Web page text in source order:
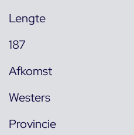
Lengte
187
Afkomst
Westers
Provincie